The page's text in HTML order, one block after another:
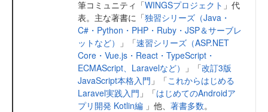
筆コミュニティ「WINGSプロジェクト 」代
表。主な著書に「独習シリーズ（Java・
C#・Python・PHP・Ruby・JSP＆サーブレ
ットなど）
」「速習シリーズ（ASP.NET
Core・Vue.js・React・TypeScript・
ECMAScript、Laravelなど）
」「改訂3版
JavaScript本格入門 」「これからはじめる
Laravel実践入門 」「はじめてのAndroidア
プリ開発 Kotlin編 」他、 著書多数。